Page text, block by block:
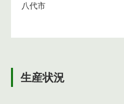
八代市
生産状況